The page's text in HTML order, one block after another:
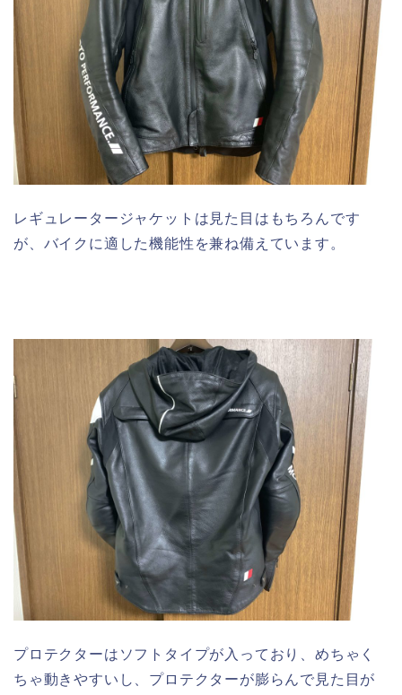
レギュレータージャケットは見た目はもちろんです
が、バイクに適した機能性を兼ね備えています。
プロテクターはソフトタイプが入っており、めちゃく
ちゃ動きやすいし、プロテクターが膨らんで見た目が